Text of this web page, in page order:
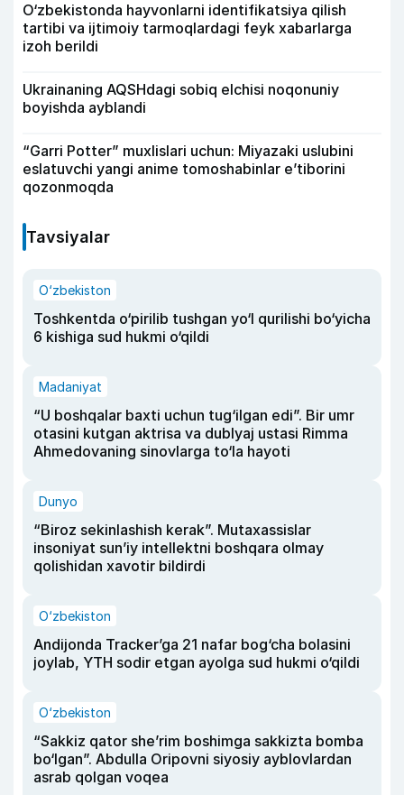
O‘zbekistonda hayvonlarni identifikatsiya qilish
tartibi va ijtimoiy tarmoqlardagi feyk xabarlarga
izoh berildi
Ukrainaning AQSHdagi sobiq elchisi noqonuniy
boyishda ayblandi
“Garri Potter” muxlislari uchun: Miyazaki uslubini
eslatuvchi yangi anime tomoshabinlar e’tiborini
qozonmoqda
Tavsiyalar
O‘zbekiston
Toshkentda o‘pirilib tushgan yo‘l qurilishi bo‘yicha
6 kishiga sud hukmi o‘qildi
Madaniyat
“U boshqalar baxti uchun tug‘ilgan edi”. Bir umr
otasini kutgan aktrisa va dublyaj ustasi Rimma
Ahmedovaning sinovlarga to‘la hayoti
Dunyo
“Biroz sekinlashish kerak”. Mutaxassislar
insoniyat sun’iy intellektni boshqara olmay
qolishidan xavotir bildirdi
O‘zbekiston
Andijonda Tracker’ga 21 nafar bog‘cha bolasini
joylab, YTH sodir etgan ayolga sud hukmi o‘qildi
O‘zbekiston
“Sakkiz qator she’rim boshimga sakkizta bomba
bo‘lgan”. Abdulla Oripovni siyosiy ayblovlardan
asrab qolgan voqea